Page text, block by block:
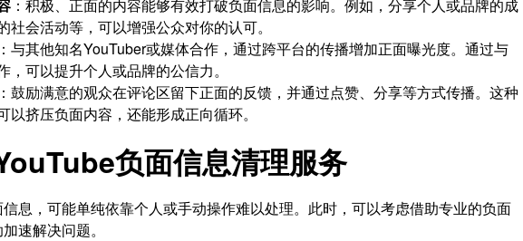
：积极、正面的内容能够有效打破负面信息的影响。例如，分享个人或品牌的成
社会活动等，可以增强公众对你的认可。
与其他知名YouTuber或媒体合作，通过跨平台的传播增加正面曝光度。通过与
，可以提升个人或品牌的公信力。
鼓励满意的观众在评论区留下正面的反馈，并通过点赞、分享等方式传播。这种
以挤压负面内容，还能形成正向循环。
负面信息清理服务
息，可能单纯依靠个人或手动操作难以处理。此时，可以考虑借助专业的负面
速解决问题。